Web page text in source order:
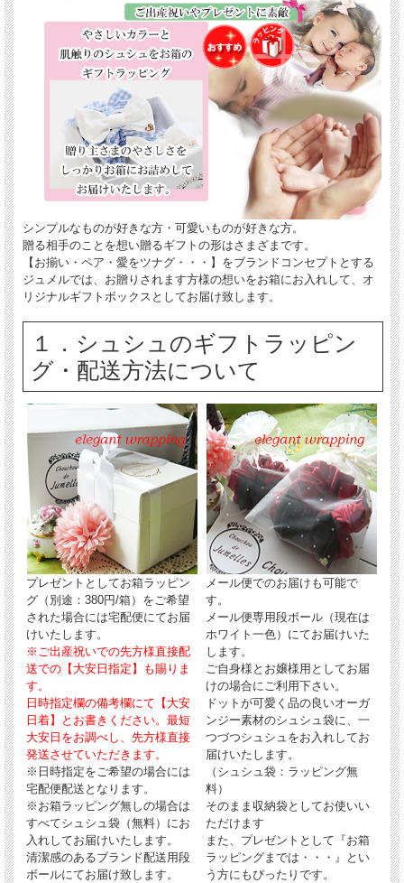
シンプルなものが好きな方・可愛いものが好きな方。
贈る相手のことを想い贈るギフトの形はさまざまです。
【お揃い・ペア・愛をツナグ・・・】をブランドコンセプトとする
ジュメルでは、お贈りされます方様の想いをお箱にお入れして、オ
リジナルギフトボックスとしてお届け致します。
１．シュシュのギフトラッピン
グ・配送方法について
プレゼントとしてお箱ラッピン
グ（別途：380円/箱）をご希望
された場合には宅配便にてお届
けいたします。
※ご出産祝いでの先方様直接配
送での【大安日指定】も賜りま
す。
日時指定欄の備考欄にて【大安
日着】とお書きください。最短
大安日をお調べし、先方様直接
発送させていただきます。
※日時指定をご希望の場合には
宅配便配送となります。
※お箱ラッピング無しの場合は
すべてシュシュ袋（無料）にお
入れしてお届けいたします。
清潔感のあるブランド配送用段
ボールにてお届け致します。
メール便でのお届けも可能で
す。
メール便専用段ボール（現在は
ホワイト一色）にてお届けいた
します。
ご自身様とお嬢様用としてお届
けの場合にご利用下さい。
ドットが可愛く品の良いオーガ
ンジー素材のシュシュ袋に、一
つづつシュシュをお入れしてお
届けいたします。
（シュシュ袋：ラッピング無
料）
そのまま収納袋としてお使いい
ただけます
また、プレゼントとして『お箱
ラッピングまでは・・・』とい
う方にもぴったりです。